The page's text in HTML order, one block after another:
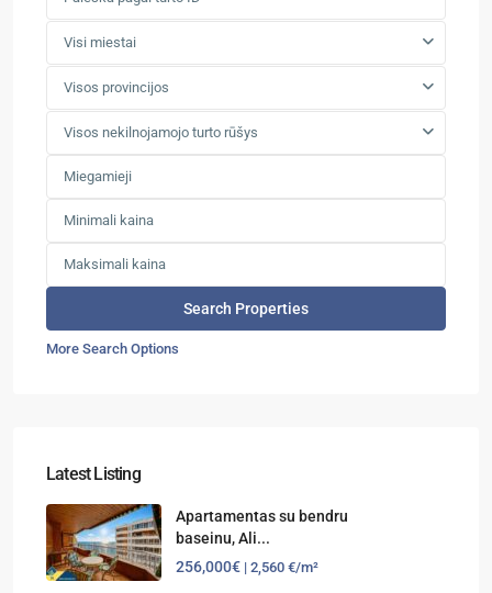
Visi miestai
Visos provincijos
Visos nekilnojamojo turto rūšys
More Search Options
Latest Listing
Apartamentas su bendru
baseinu, Ali...
256,000€ | 2,560 €/m²